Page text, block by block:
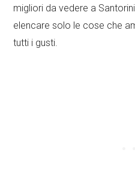
migliori da vedere a
elencare solo le cose che
tutti i gusti.